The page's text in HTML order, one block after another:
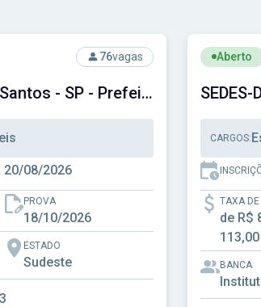
- SP - Prefeitura Municipal de Santos
76vagas
Prefeitura de Santos - SP - Prefeitura Municipal de Santos - SP
20/08/2026
PROVA
18/10/2026
ESTADO
Sudeste
VerAberto
CARGOS:
TAXA DE
de R$
113,00
BANCA